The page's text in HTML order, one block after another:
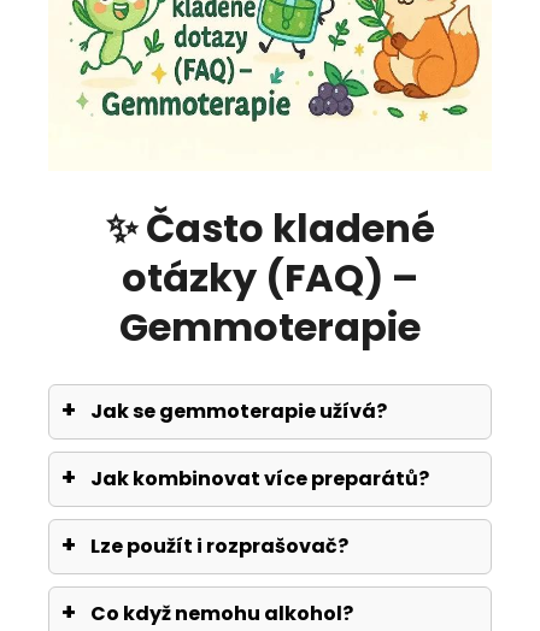
✨ Často kladené
otázky (FAQ) –
Gemmoterapie
Jak se gemmoterapie užívá?
Jak kombinovat více preparátů?
Lze použít i rozprašovač?
Co když nemohu alkohol?